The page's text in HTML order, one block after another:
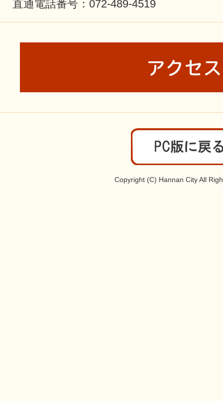
直通電話番号：072-489-4519
Copyright (C) Hannan City All